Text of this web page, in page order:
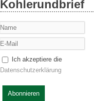
Kohlerundbrief
Ich akzeptiere die
Datenschutzerklärung
Abonnieren